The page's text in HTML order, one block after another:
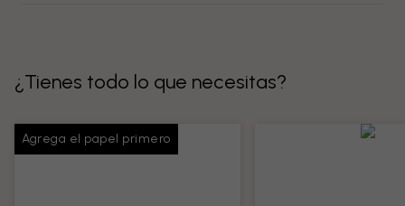
¿Tienes todo lo que necesitas?
Agrega el papel primero